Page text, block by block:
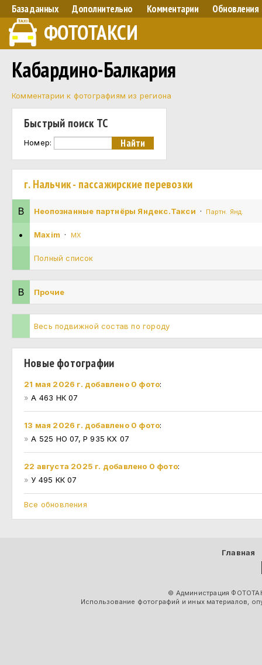
База данных Дополнительно Комментарии Обновления
ФОТОТАКСИ
Кабардино-Балкария
Комментарии к фотографиям из региона
Быстрый поиск ТС
Номер:
г. Нальчик - пассажирские перевозки
В Неопознанные партнёры Яндекс.Такси · Партн. Янд.
• Maxim · MX
Полный список
В Прочие
Весь подвижной состав по городу
Новые фотографии
21 мая 2026 г. добавлено 0 фото:
»А 463 НК 07
13 мая 2026 г. добавлено 0 фото:
»А 525 НО 07, Р 935 КХ 07
22 августа 2025 г. добавлено 0 фото:
»У 495 КК 07
Все обновления
Главная
© Администрация
Использование фотографий и иных материалов,